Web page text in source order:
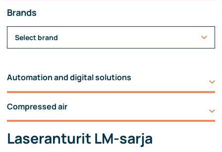
Brands
Select brand
Automation and digital solutions
Compressed air
Laseranturit LM-sarja